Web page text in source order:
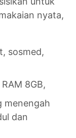
nyata,
sosmed,
8GB,
menengah
dan